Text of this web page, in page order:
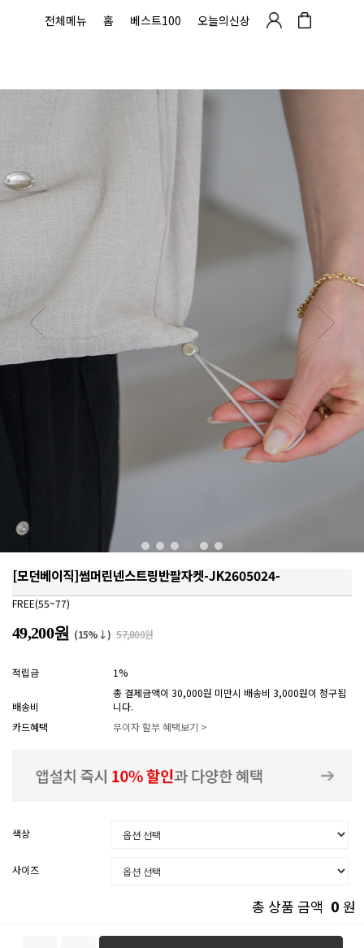
전체메뉴 홈 베스트100 오늘의신상
[모던베이직]썸머린넨스트링반팔자켓-JK2605024-
FREE(55~77)
49,200원 (15%↓) 57,800원
적립금 1%
배송비
총 결제금액이 30,000원 미만시 배송비 3,000원이 청구됩
니다.
카드혜택
무이자 할부 혜택보기 >
색상
사이즈
총 상품 금액 0 원